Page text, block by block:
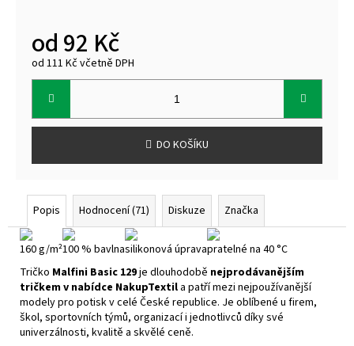
od92 Kč
od 111 Kčvčetně DPH
Měrná
cena:
DO KOŠÍKU
Popis Hodnocení (71) Diskuze Značka
160 g/m²100 % bavlnasilikonová úpravapratelné na 40 °C
Tričko Malfini Basic 129je dlouhodobě nejprodávanějším
tričkem v nabídce NakupTextil a patří mezi nejpoužívanější
modely pro potisk v celé České republice. Je oblíbené u firem,
škol, sportovních týmů, organizací i jednotlivců díky své
univerzálnosti, kvalitě a skvělé ceně.